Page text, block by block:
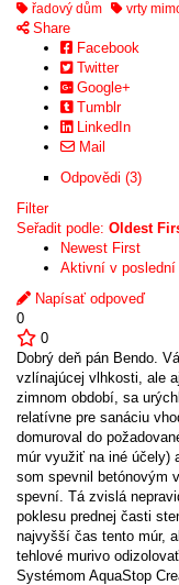
řadový dům vrty
Share
Facebook
Twitter
Google+
Tumblr
LinkedIn
Mail
Odpovědi (3)
Filter
Seřadit podle: Oldest
Newest First
Aktivní v poslední
Napísať odpoveď
0
0
Dobrý deň pán Bendo.
vzlínajúcej vlhkosti, ale
zimnom období, sa
relatívne pre sanáciu
domuroval do
múr využiť na iné účely)
som spevnil betónovým
spevní. Tá zvislá
poklesu prednej časti
najvyšší čas tento múr,
tehlové murivo
Systémom AquaStop